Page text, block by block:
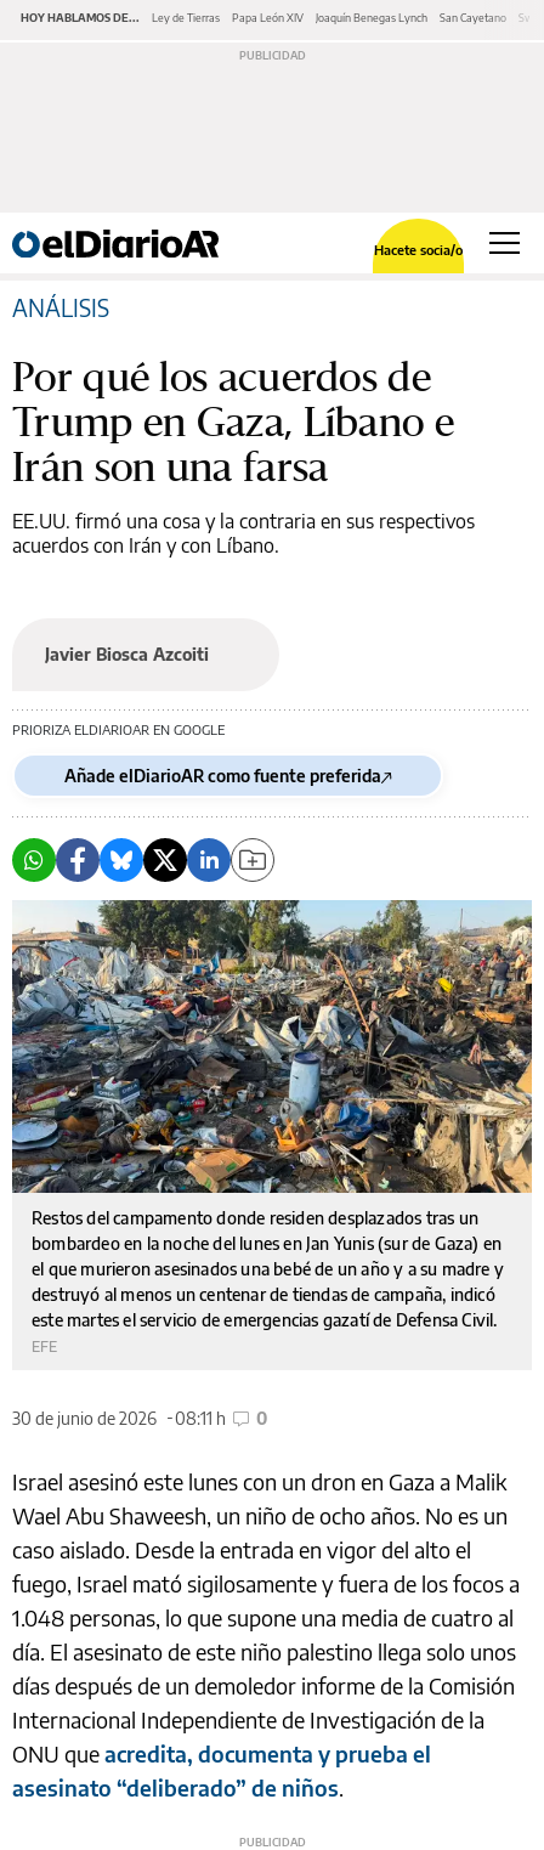
HOY HABLAMOS DE... Ley de Tierras Papa León XIV Joaquín Benegas Lynch San Cayetano
Hacete socia/o
ANÁLISIS
Por qué los acuerdos de
Trump en Gaza, Líbano e
Irán son una farsa
EE.UU. firmó una cosa y la contraria en sus respectivos
acuerdos con Irán y con Líbano.
Javier Biosca Azcoiti
PRIORIZA ELDIARIOAR EN GOOGLE
Añade elDiarioAR como fuente preferida
Restos del campamento donde residen desplazados tras un
bombardeo en la noche del lunes en Jan Yunis (sur de Gaza) en
el que murieron asesinados una bebé de un año y a su madre y
destruyó al menos un centenar de tiendas de campaña, indicó
este martes el servicio de emergencias gazatí de Defensa Civil.
EFE
30 de junio de 2026 08:11 h 0
Israel asesinó este lunes con un dron en Gaza a Malik
Wael Abu Shaweesh, un niño de ocho años. No es un
caso aislado. Desde la entrada en vigor del alto el
fuego, Israel mató sigilosamente y fuera de los focos a
1.048 personas, lo que supone una media de cuatro al
día. El asesinato de este niño palestino llega solo unos
días después de un demoledor informe de la Comisión
Internacional Independiente de Investigación de la
ONU queacredita, documenta y prueba el
asesinato “deliberado” de niños.